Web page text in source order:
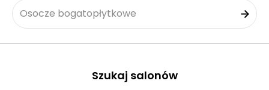
Osocze bogatopłytkowe
Szukaj salonów